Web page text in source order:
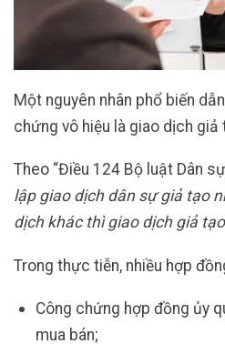
Một nguyên nhân phổ biến
chứng vô hiệu là giao dịch giả
Theo “Điều 124 Bộ luật Dân
lập giao dịch dân sự giả tạo
dịch khác thì giao dịch giả tạo
Trong thực tiễn, nhiều hợp
Công chứng hợp đồng ủy
mua bán;